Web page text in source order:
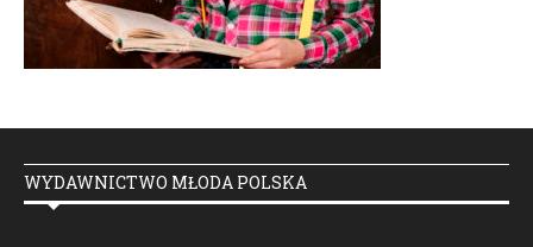
WYDAWNICTWO MŁODA POLSKA